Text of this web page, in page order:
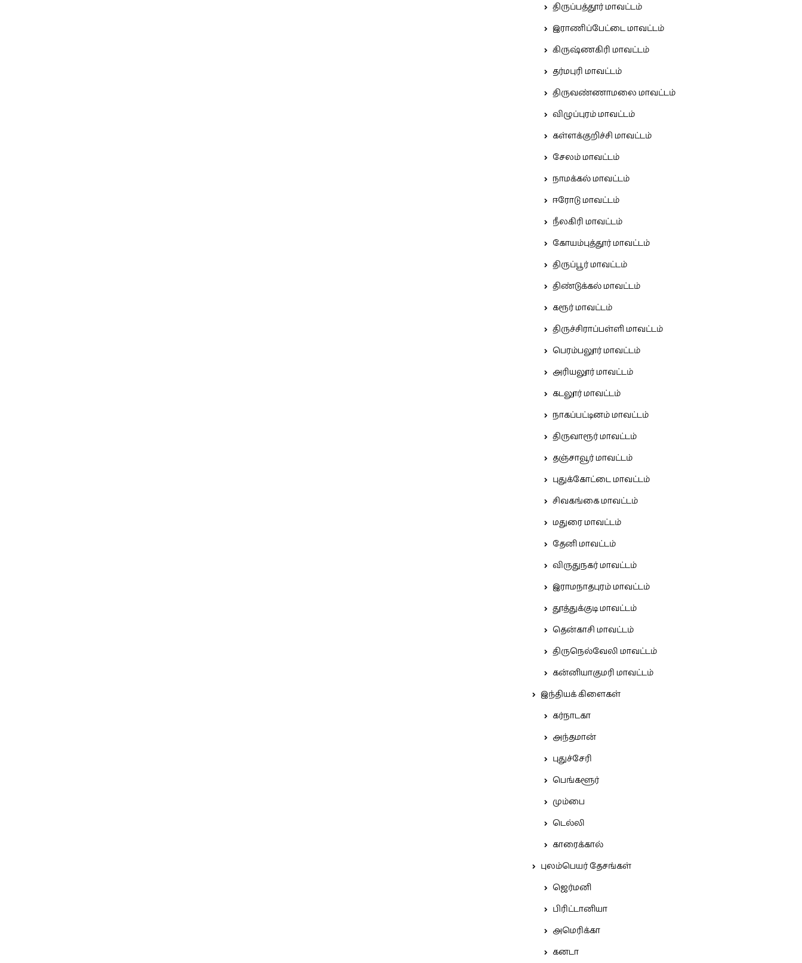
திருப்பத்தூர் மாவட்டம்
இராணிப்பேட்டை மாவட்டம்
கிருஷ்ணகிரி மாவட்டம்
தர்மபுரி மாவட்டம்
திருவண்ணாமலை மாவட்டம்
விழுப்புரம் மாவட்டம்
கள்ளக்குறிச்சி மாவட்டம்
சேலம் மாவட்டம்
நாமக்கல் மாவட்டம்
ஈரோடு மாவட்டம்
நீலகிரி மாவட்டம்
கோயம்புத்தூர் மாவட்டம்
திருப்பூர் மாவட்டம்
திண்டுக்கல் மாவட்டம்
கரூர் மாவட்டம்
திருச்சிராப்பள்ளி மாவட்டம்
பெரம்பலூர் மாவட்டம்
அரியலூர் மாவட்டம்
கடலூர் மாவட்டம்
நாகப்பட்டினம் மாவட்டம்
திருவாரூர் மாவட்டம்
தஞ்சாவூர் மாவட்டம்
புதுக்கோட்டை மாவட்டம்
சிவகங்கை மாவட்டம்
மதுரை மாவட்டம்
தேனி மாவட்டம்
விருதுநகர் மாவட்டம்
இராமநாதபுரம் மாவட்டம்
தூத்துக்குடி மாவட்டம்
தென்காசி மாவட்டம்
திருநெல்வேலி மாவட்டம்
கன்னியாகுமரி மாவட்டம்
இந்தியக் கிளைகள்
கர்நாடகா
அந்தமான்
புதுச்சேரி
பெங்களூர்
மும்பை
டெல்லி
காரைக்கால்
புலம்பெயர் தேசங்கள்
ஜெர்மனி
பிரிட்டானியா
அமெரிக்கா
கனடா